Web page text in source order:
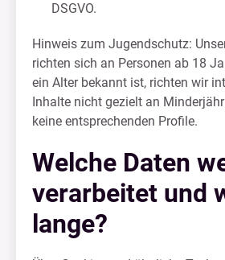
DSGVO.
Hinweis zum Jugendschutz:
richten sich an Personen ab 18
ein Alter bekannt ist, richten wir
Inhalte nicht gezielt an
keine entsprechenden Profile.
Welche Daten
verarbeitet und
lange?